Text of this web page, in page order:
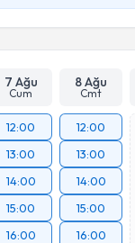
7 Ağu
Cum
8 Ağu
Cmt
12:00
13:00
14:00
15:00
16:00
12:00
13:00
14:00
15:00
16:00